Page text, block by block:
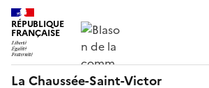
RÉPUBLIQUE
FRANÇAISE
La Chaussée-Saint-Victor